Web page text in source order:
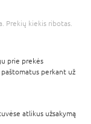
Prekių kiekis ribotas.
prie prekės
perkant už
atlikus užsakymą